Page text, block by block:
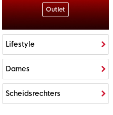
Outlet
Lifestyle
Dames
Scheidsrechters